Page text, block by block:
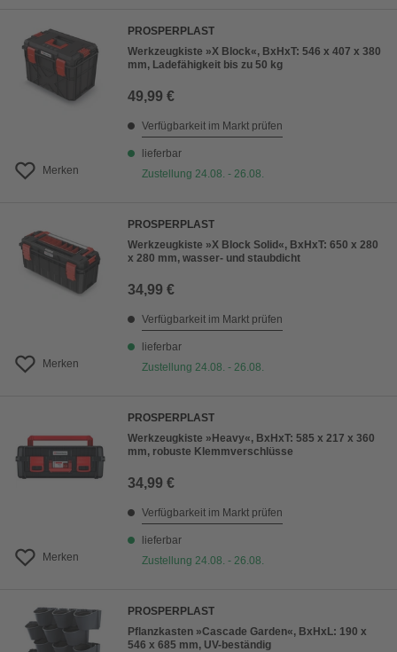
Merken
PROSPERPLAST
Werkzeugkiste »X Block«, BxHxT: 546 x 407 x 380
mm, Ladefähigkeit bis zu 50 kg
49,99 €
Verfügbarkeit im Markt prüfen
lieferbar
Zustellung 24.08. - 26.08.
Merken
PROSPERPLAST
Werkzeugkiste »X Block Solid«, BxHxT: 650 x 280
x 280 mm, wasser- und staubdicht
34,99 €
Verfügbarkeit im Markt prüfen
lieferbar
Zustellung 24.08. - 26.08.
Merken
PROSPERPLAST
Werkzeugkiste »Heavy«, BxHxT: 585 x 217 x 360
mm, robuste Klemmverschlüsse
34,99 €
Verfügbarkeit im Markt prüfen
lieferbar
Zustellung 24.08. - 26.08.
PROSPERPLAST
Pflanzkasten »Cascade Garden«, BxHxL: 190 x
546 x 685 mm, UV-beständig